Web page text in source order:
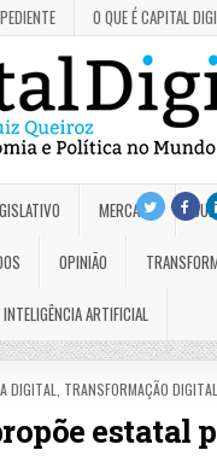
O QUE É CAPITAL
MERCADO
OPINIÃO
INTELIGÊNCIA ARTIFICIAL
DIGITAL TRANSFORMAÇÃO DIGITAL
estatal